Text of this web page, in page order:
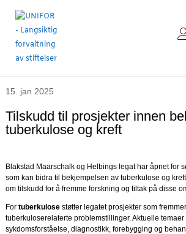
15. jan 2025
Tilskudd til prosjekter innen
tuberkulose og kreft
Blakstad Maarschalk og Helbings legat har åpnet for
som kan bidra til bekjempelsen av tuberkulose og
om tilskudd for å fremme forskning og tiltak på disse
For tuberkulosestøtter legatet prosjekter som
tuberkuloserelaterte problemstillinger. Aktuelle
sykdomsforståelse, diagnostikk, forebygging og